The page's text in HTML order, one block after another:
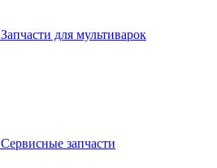
Запчасти для мультиварок
Сервисные запчасти